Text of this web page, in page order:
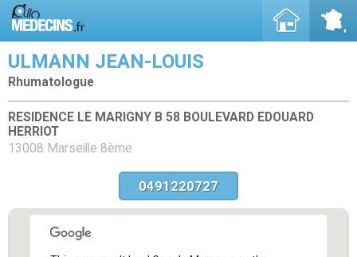
ULMANN JEAN-LOUIS
Rhumatologue
RESIDENCE LE MARIGNY B 58 BOULEVARD EDOUARD
HERRIOT
13008 Marseille 8ème
0491220727